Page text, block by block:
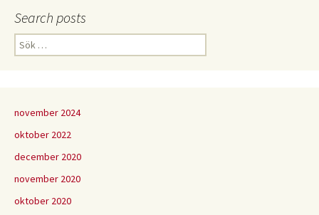
Search posts
Sök
efter:
november 2024
oktober 2022
december 2020
november 2020
oktober 2020